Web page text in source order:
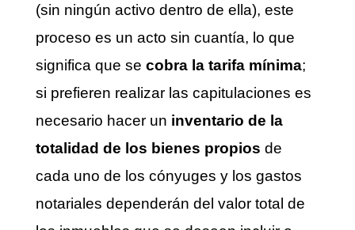
(sin ningún activo dentro de ella), este
proceso es un acto sin cuantía, lo que
significa que se cobra la tarifa mínima;
si prefieren realizar las capitulaciones es
necesario hacer un inventario de la
totalidad de los bienes propios de
cada uno de los cónyuges y los gastos
notariales dependerán del valor total de